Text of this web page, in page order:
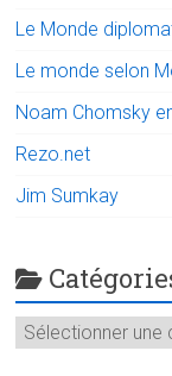
Le Monde
Le monde selon
Noam Chomsky
Rezo.net
Jim Sumkay
Catégories